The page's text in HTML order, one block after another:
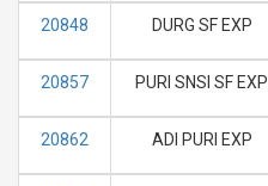
20848 DURG SF EXP
20857 PURI SNSI SF EXP
20862 ADI PURI EXP